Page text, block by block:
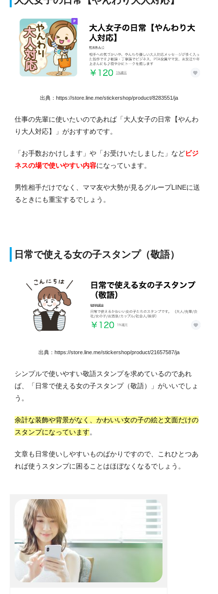
出典：https://store.line.me/stickershop/product/8283551/ja
仕事の先輩に使いたいのであれば「大人女子の日常【やんわ
り大人対応】」がおすすめです。
「お手数おかけします」や「お受けいたしました」などビジ
ネスの場で使いやすい内容になっています。
男性相手だけでなく、ママ友や大勢が見るグループLINEに送
るときにも重宝するでしょう。
日常で使える女の子スタンプ（敬語）
出典：https://store.line.me/stickershop/product/21657587/ja
シンプルで使いやすい敬語スタンプを求めているのであれ
ば、「日常で使える女の子スタンプ（敬語）」がいいでしょ
う。
余計な装飾や背景がなく、かわいい女の子の絵と文面だけの
スタンプになっています。
文章も日常使いしやすいものばかりですので、これひとつあ
れば使うスタンプに困ることはほぼなくなるでしょう。